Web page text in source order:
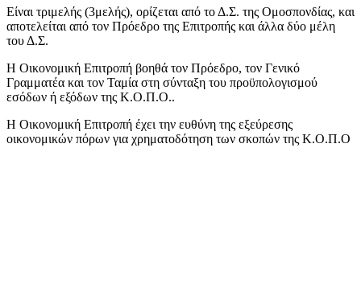
Είναι τριμελής (3μελής), ορίζεται από το Δ.Σ. της Ομοσπονδίας, και
αποτελείται από τον Πρόεδρο της Επιτροπής και άλλα δύο μέλη
του Δ.Σ.
Η Οικονομική Επιτροπή βοηθά τον Πρόεδρο, τον Γενικό
Γραμματέα και τον Ταμία στη σύνταξη του προϋπολογισμού
εσόδων ή εξόδων της Κ.Ο.Π.Ο..
Η Οικονομική Επιτροπή έχει την ευθύνη της εξεύρεσης
οικονομικών πόρων για χρηματοδότηση των σκοπών της Κ.Ο.Π.Ο